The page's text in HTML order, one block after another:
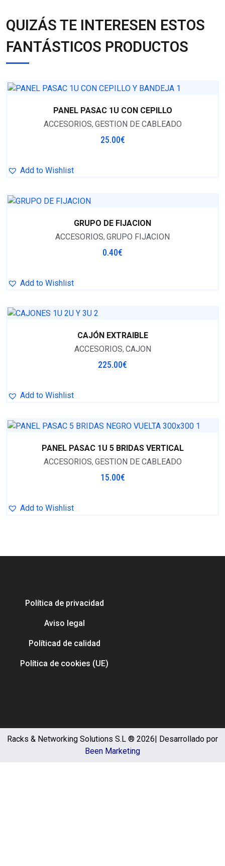
QUIZÁS TE INTERESEN ESTOS
FANTÁSTICOS PRODUCTOS
PANEL PASAC 1U CON CEPILLO
ACCESORIOS, GESTION DE CABLEADO
25.00€
Add to Wishlist
GRUPO DE FIJACION
ACCESORIOS, GRUPO FIJACION
0.40€
Add to Wishlist
CAJÓN EXTRAIBLE
ACCESORIOS, CAJON
225.00€
Add to Wishlist
PANEL PASAC 1U 5 BRIDAS VERTICAL
ACCESORIOS, GESTION DE CABLEADO
15.00€
Add to Wishlist
Política de privacidad
Aviso legal
Políticad de calidad
Política de cookies (UE)
Racks & Networking Solutions S.L ® 2026| Desarrollado por
Been Marketing